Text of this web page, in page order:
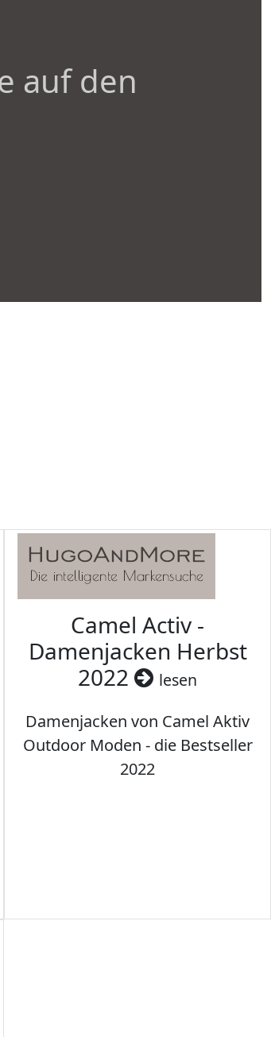
auf den
Camel Activ -
Damenjacken Herbst
2022
lesen
Damenjacken von Camel Aktiv
Outdoor Moden - die Bestseller
2022